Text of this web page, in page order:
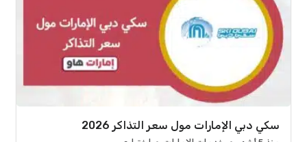
سكي دبي الإمارات مول سعر التذاكر 2026